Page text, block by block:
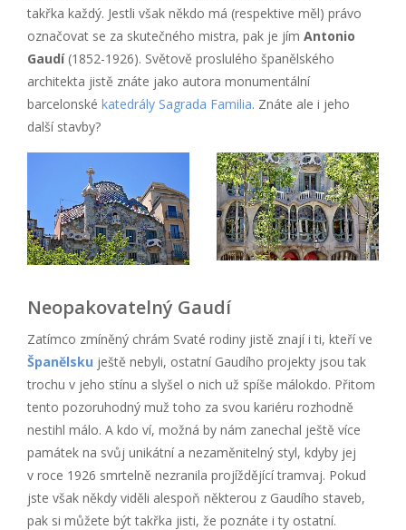
takřka každý. Jestli však někdo má (respektive měl) právo
označovat se za skutečného mistra, pak je jím Antonio
Gaudí(1852-1926). Světově proslulého španělského
architekta jistě znáte jako autora monumentální
barcelonské katedrály Sagrada Familia. Znáte ale i jeho
další stavby?
Neopakovatelný Gaudí
Zatímco zmíněný chrám Svaté rodiny jistě znají i ti, kteří ve
Španělsku ještě nebyli, ostatní Gaudího projekty jsou tak
trochu v jeho stínu a slyšel o nich už spíše málokdo. Přitom
tento pozoruhodný muž toho za svou kariéru rozhodně
nestihl málo. A kdo ví, možná by nám zanechal ještě více
památek na svůj unikátní a nezaměnitelný styl, kdyby jej
v roce 1926 smrtelně nezranila projíždějící tramvaj. Pokud
jste však někdy viděli alespoň některou z Gaudího staveb,
pak si můžete být takřka jisti, že poznáte i ty ostatní.